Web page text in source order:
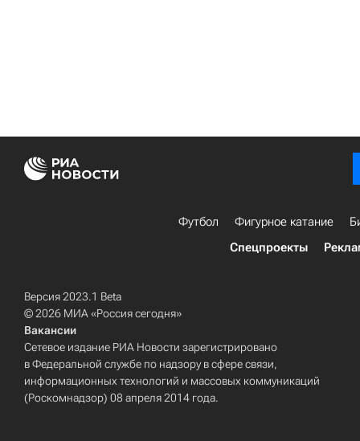
Футбол Фигурное катание
Спецпроекты
Версия 2023.1 Beta
© 2026 МИА «Россия сегодня»
Вакансии
Сетевое издание РИА Новости зарегистрировано
в Федеральной службе по надзору в сфере связи,
информационных технологий и массовых коммуникаций
(Роскомнадзор) 08 апреля 2014 года.